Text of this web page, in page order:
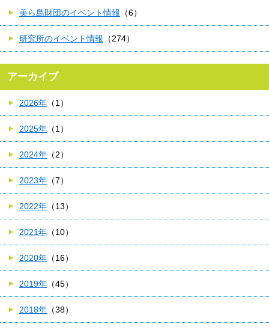
美ら島財団のイベント情報 （6）
研究所のイベント情報 （274）
アーカイブ
2026年 （1）
2025年 （1）
2024年 （2）
2023年 （7）
2022年 （13）
2021年 （10）
2020年 （16）
2019年 （45）
2018年 （38）